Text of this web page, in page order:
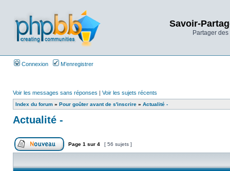
Savoir-
Partager
Connexion M’enregistrer
Voir les messages sans réponses | Voir les sujets récents
Index du forum » Pour goûter avant de s'inscrire » Actualité -
Actualité -
Page 1 sur 4 [ 56 sujets ]